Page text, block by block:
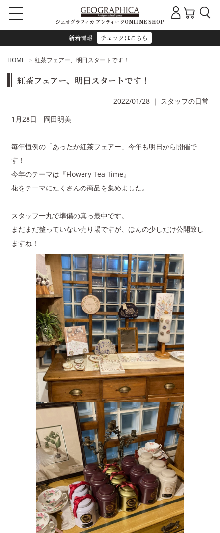
新着情報 チェックはこちら
ジェオグラフィカ アンティークONLINE SHOP
HOME 紅茶フェアー、明日スタートです！
紅茶フェアー、明日スタートです！
2022/01/28 ｜ スタッフの日常
1月28日 岡田明美
毎年恒例の「あったか紅茶フェアー」今年も明日から開催で
す！
今年のテーマは『Flowery Tea Time』
花をテーマにたくさんの商品を集めました。
スタッフ一丸で準備の真っ最中です。
まだまだ整っていない売り場ですが、ほんの少しだけ公開致し
ますね！